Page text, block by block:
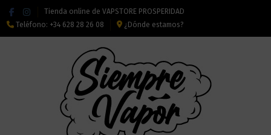
Tienda online de VAPSTORE PROSPERIDAD
Teléfono: +34 628 28 26 08 ¿Dónde estamos?